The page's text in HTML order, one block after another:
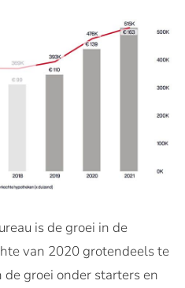
is de groei in de
van 2020 grotendeels te
groei onder starters en